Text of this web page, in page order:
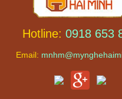
Hotline: 0918 653
Email: